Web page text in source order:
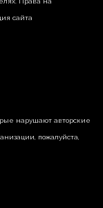
сайта
нарушают авторские
пожалуйста,